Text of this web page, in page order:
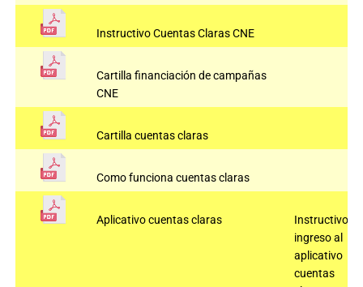
Instructivo Cuentas Claras CNE
Cartilla financiación de campañas
CNE
Cartilla cuentas claras
Como funciona cuentas claras
Aplicativo cuentas claras
Instructivo
ingreso al
aplicativo
cuentas